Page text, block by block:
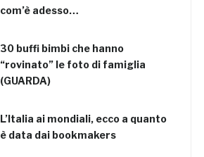
com’è adesso…
30 buffi bimbi che hanno
“rovinato” le foto di famiglia
(GUARDA)
L’Italia ai mondiali, ecco a quanto
è data dai bookmakers